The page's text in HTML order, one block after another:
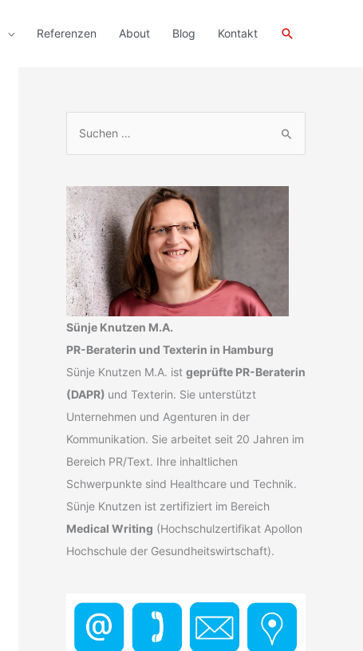
Referenzen About Blog Kontakt Suchen
h
e
n
n
a
c
h
:
Sünje Knutzen M.A.
PR-Beraterin und Texterin in Hamburg
Sünje Knutzen M.A. ist geprüfte PR-Beraterin
(DAPR) und Texterin. Sie unterstützt
Unternehmen und Agenturen in der
Kommunikation. Sie arbeitet seit 20 Jahren im
Bereich PR/Text. Ihre inhaltlichen
Schwerpunkte sind Healthcare und Technik.
Sünje Knutzen ist zertifiziert im Bereich
Medical Writing (Hochschulzertifikat Apollon
Hochschule der Gesundheitswirtschaft).